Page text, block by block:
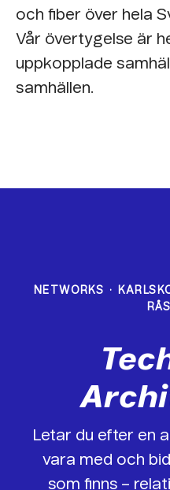
och fiber över hela
Vår övertygelse är
uppkopplade
samhällen.
NETWORKS ·
Letar du efter en
vara med och
som finns –